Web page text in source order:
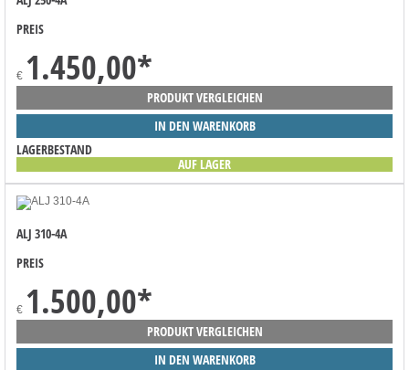
PREIS
€ 1.450,00*
PRODUKT VERGLEICHEN
IN DEN WARENKORB
LAGERBESTAND
AUF LAGER
ALJ 310-4A
PREIS
€ 1.500,00*
PRODUKT VERGLEICHEN
IN DEN WARENKORB